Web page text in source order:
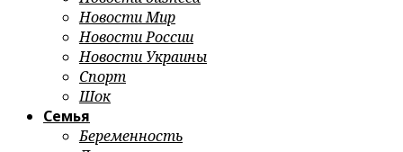
Новости Мир
Новости России
Новости Украины
Спорт
Шок
Семья
Беременность